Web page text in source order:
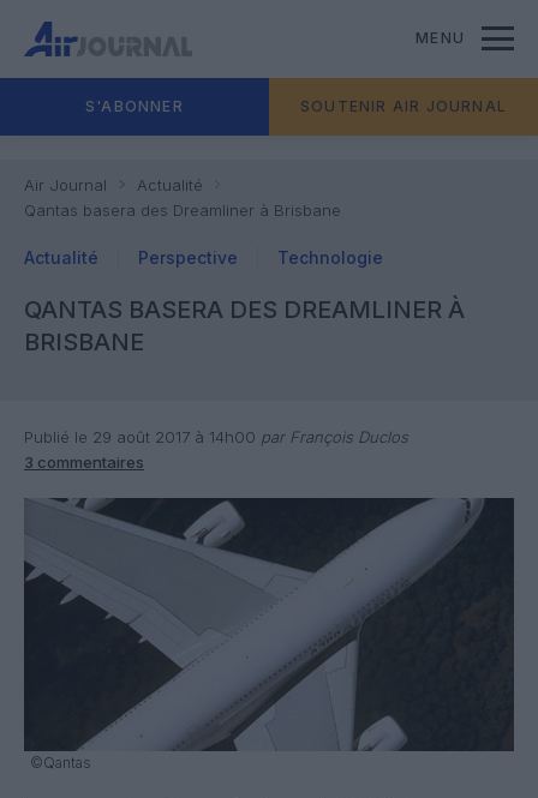
MENU
S'ABONNER SOUTENIR AIR JOURNAL
Air Journal
Actualité
Qantas basera des Dreamliner à Brisbane
Actualité Perspective Technologie
QANTAS BASERA DES DREAMLINER À
BRISBANE
Publié le 29 août 2017 à 14h00 par François Duclos
3 commentaires
©Qantas